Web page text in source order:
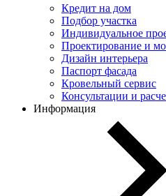
Кредит на дом
Подбор участка
Индивидуальное
Проектирование и
Дизайн интерьера
Паспорт фасада
Кровельный сервис
Консультации и
Информация